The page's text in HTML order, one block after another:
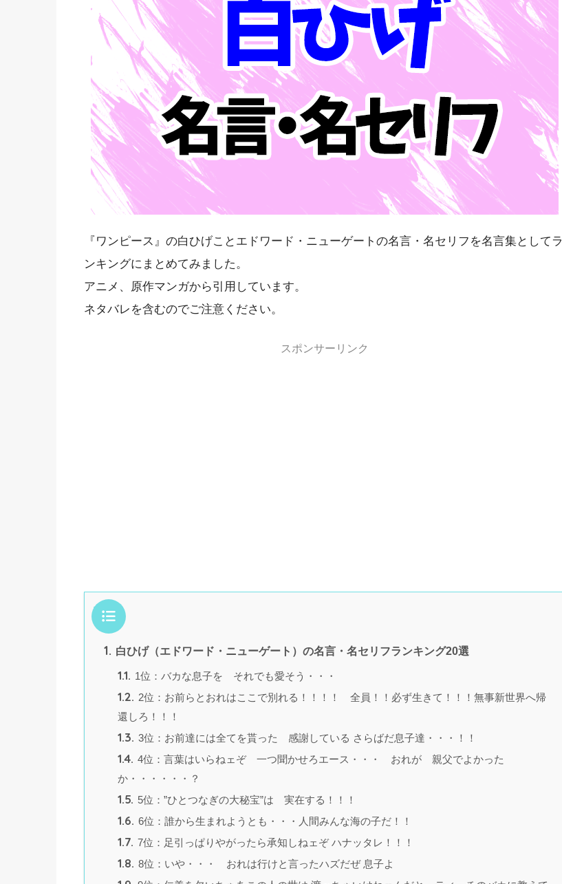
『ワンピース』の白ひげことエドワード・ニューゲートの名言・名セリフを名言集としてラ
ンキングにまとめてみました。
アニメ、原作マンガから引用しています。
ネタバレを含むのでご注意ください。
スポンサーリンク
目次
1. 白ひげ（エドワード・ニューゲート）の名言・名セリフランキング20選
1.1. 1位：バカな息子を それでも愛そう・・・
1.2. 2位：お前らとおれはここで別れる！！！！ 全員！！必ず生きて！！！無事新世界へ帰
還しろ！！！
1.3. 3位：お前達には全てを貰った 感謝している さらばだ息子達・・・！！
1.4. 4位：言葉はいらねェぞ 一つ聞かせろエース・・・ おれが 親父でよかった
か・・・・・・？
1.5. 5位：”ひとつなぎの大秘宝”は 実在する！！！
1.6. 6位：誰から生まれようとも・・・人間みんな海の子だ！！
1.7. 7位：足引っぱりやがったら承知しねェぞ ハナッタレ！！！
1.8. 8位：いや・・・ おれは行けと言ったハズだぜ 息子よ